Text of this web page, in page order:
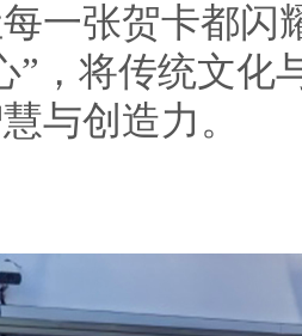
一张贺卡都闪
”，将传统文化
与创造力。